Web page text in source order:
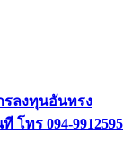
รลงทุนอันทรง
โทร 094-9912595